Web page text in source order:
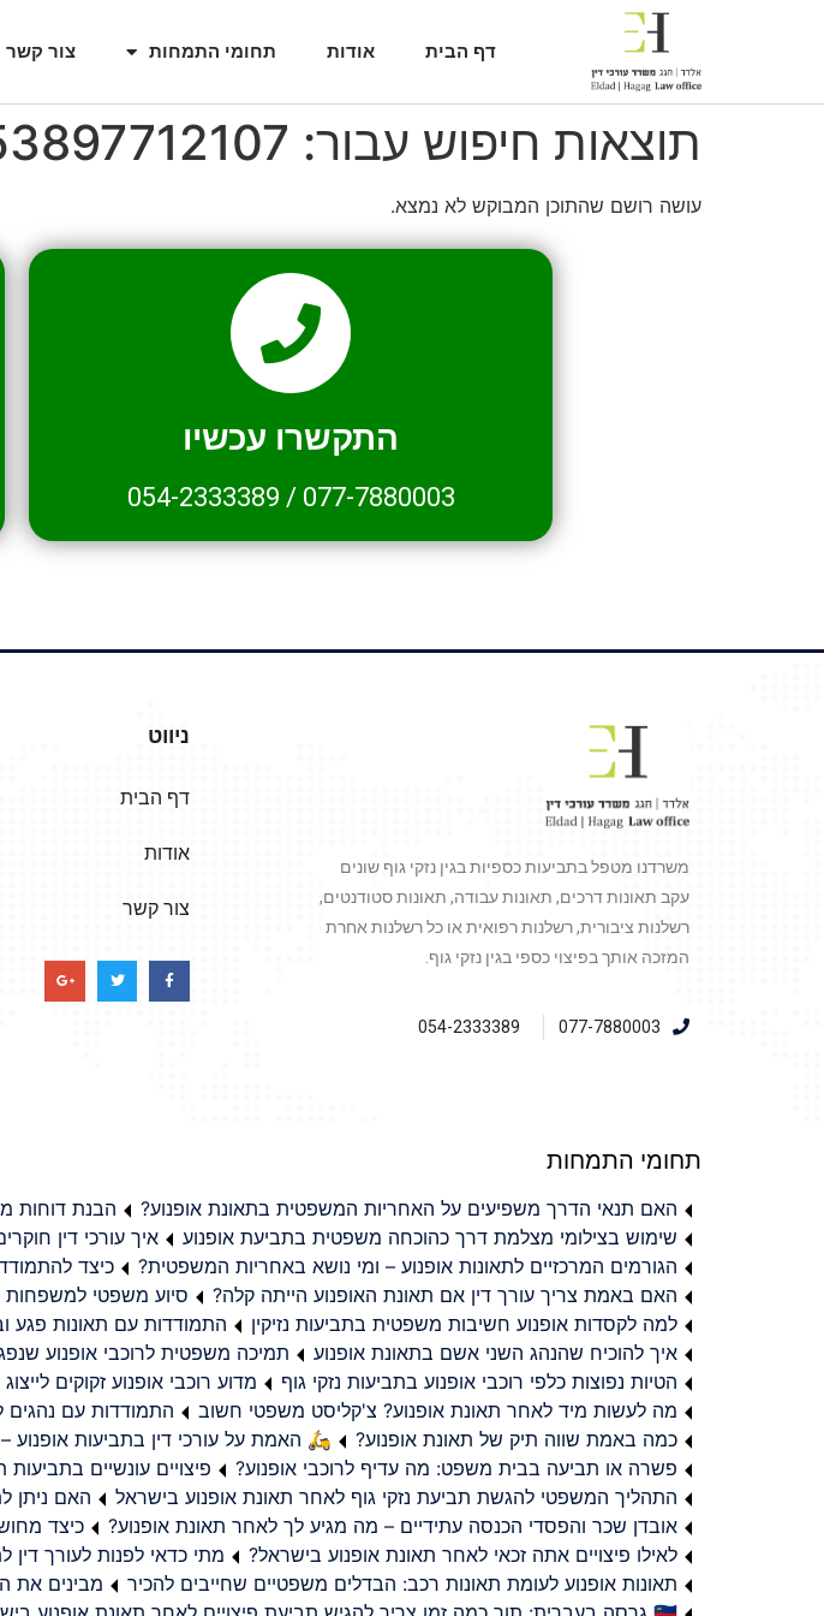
דף הבית אודות תחומי התמחות צור קשר
תוצאות חיפוש עבור:
עושה רושם שהתוכן המבוקש לא נמצא.
התקשרו עכשיו
077-7880003
/
054-2333389
משרדנו מטפל בתביעות כספיות בגין נזקי גוף שונים
עקב תאונות דרכים, תאונות עבודה, תאונות סטודנטים,
רשלנות ציבורית, רשלנות רפואית או כל רשלנות אחרת
המזכה אותך בפיצוי כספי בגין נזקי גוף.
077-7880003
054-2333389
ניווט
דף הבית
אודות
צור קשר
תחומי התמחות
האם תנאי הדרך משפיעים על האחריות המשפטית בתאונת אופנוע?
הבנת דוחות
שימוש בצילומי מצלמת דרך כהוכחה משפטית בתביעת אופנוע
איך עורכי דין
הגורמים המרכזיים לתאונות אופנוע – ומי נושא באחריות המשפטית?
כיצד
האם באמת צריך עורך דין אם תאונת האופנוע הייתה קלה?
סיוע משפטי למשפחות
למה לקסדות אופנוע חשיבות משפטית בתביעות נזיקין
התמודדות עם תאונות פגע
איך להוכיח שהנהג השני אשם בתאונת אופנוע
תמיכה משפטית לרוכבי אופנוע
הטיות נפוצות כלפי רוכבי אופנוע בתביעות נזקי גוף
מדוע רוכבי אופנוע זקוקים
מה לעשות מיד לאחר תאונת אופנוע? צ'קליסט משפטי חשוב
התמודדות עם נהגים
כמה באמת שווה תיק של תאונת אופנוע?
🛵 האמת על עורכי דין בתביעות אופנוע
פשרה או תביעה בבית משפט: מה עדיף לרוכבי אופנוע?
פיצויים עונשיים
התהליך המשפטי להגשת תביעת נזקי גוף לאחר תאונת אופנוע בישראל
האם ניתן
אובדן שכר והפסדי הכנסה עתידיים – מה מגיע לך לאחר תאונת אופנוע?
כיצד
לאילו פיצויים אתה זכאי לאחר תאונת אופנוע בישראל?
מתי כדאי לפנות לעורך דין
תאונות אופנוע לעומת תאונות רכב: הבדלים משפטיים שחייבים להכיר
מבינים את